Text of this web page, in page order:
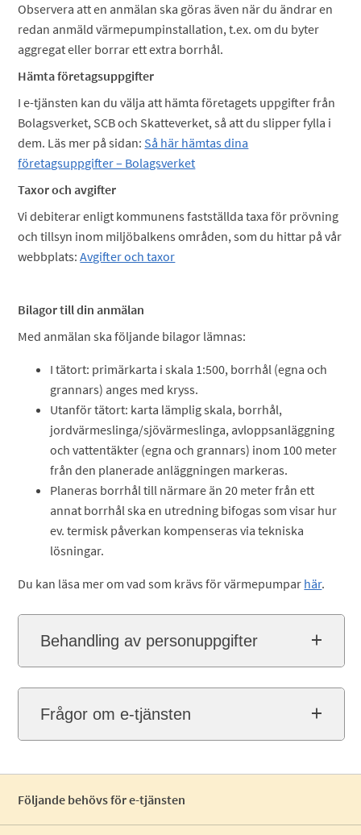
Observera att en anmälan ska göras även när du ändrar en
redan anmäld värmepumpinstallation, t.ex. om du byter
aggregat eller borrar ett extra borrhål.
Hämta företagsuppgifter
I e-tjänsten kan du välja att hämta företagets uppgifter från
Bolagsverket, SCB och Skatteverket, så att du slipper fylla i
dem. Läs mer på sidan: Så här hämtas dina
företagsuppgifter – Bolagsverket
Taxor och avgifter
Vi debiterar enligt kommunens fastställda taxa för prövning
och tillsyn inom miljöbalkens områden, som du hittar på vår
webbplats:Avgifter och taxor
Bilagor till din anmälan
Med anmälan ska följande bilagor lämnas:
I tätort: primärkarta i skala 1:500, borrhål (egna och
grannars) anges med kryss.
Utanför tätort: karta lämplig skala, borrhål,
jordvärmeslinga/sjövärmeslinga, avloppsanläggning
och vattentäkter (egna och grannars) inom 100 meter
från den planerade anläggningen markeras.
Planeras borrhål till närmare än 20 meter från ett
annat borrhål ska en utredning bifogas som visar hur
ev. termisk påverkan kompenseras via tekniska
lösningar.
Du kan läsa mer om vad som krävs för värmepumpar här.
Behandling av personuppgifter
Frågor om e-tjänsten
Följande behövs för e-tjänsten